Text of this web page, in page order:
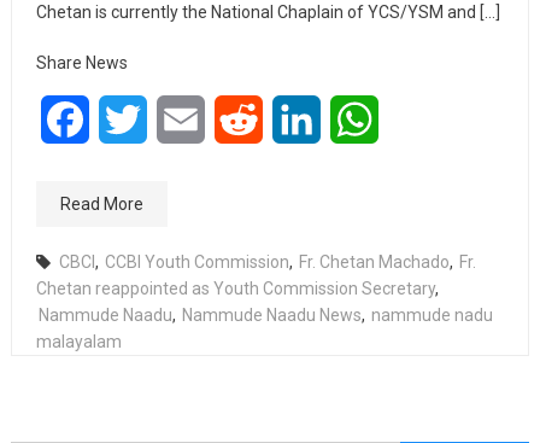
Chetan is currently the National Chaplain of YCS/YSM and […]
Share News
FacebookTwitter Email Reddit LinkedIn
Read More
CBCI, CCBI Youth Commission, Fr. Chetan Machado, Fr.
Chetan reappointed as Youth Commission Secretary,
Nammude Naadu, Nammude Naadu News, nammude nadu
malayalam